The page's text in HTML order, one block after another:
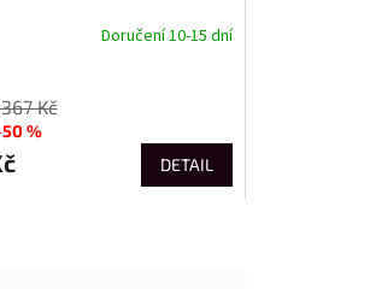
Doručení 10-15 dní
Kč
%
DETAIL